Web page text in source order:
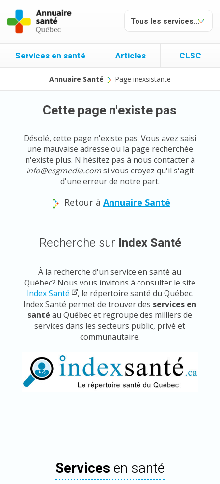
Services en santé Articles CLSC
Annuaire Santé Page inexsistante
Cette page n'existe pas
Désolé, cette page n'existe pas. Vous avez saisi
une mauvaise adresse ou la page recherchée
n'existe plus. N'hésitez pas à nous contacter à
info@esgmedia.comsi vous croyez qu'il s'agit
d'une erreur de notre part.
Retour à Annuaire Santé
Recherche sur Index Santé
À la recherche d'un service en santé au
Québec? Nous vous invitons à consulter le site
Index Santé
, le répertoire santé du Québec.
Index Santé permet de trouver des services en
santé au Québec et regroupe des milliers de
services dans les secteurs public, privé et
communautaire.
Services en santé